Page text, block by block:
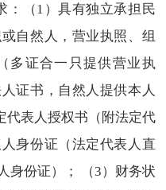
：（1）具有独立承担民
自然人，营业执照、组
多证合一只提供营业执
证书，自然人提供本人
代表人授权书（附法定代
身份证（法定代表人直
身份证）； （3）财务状